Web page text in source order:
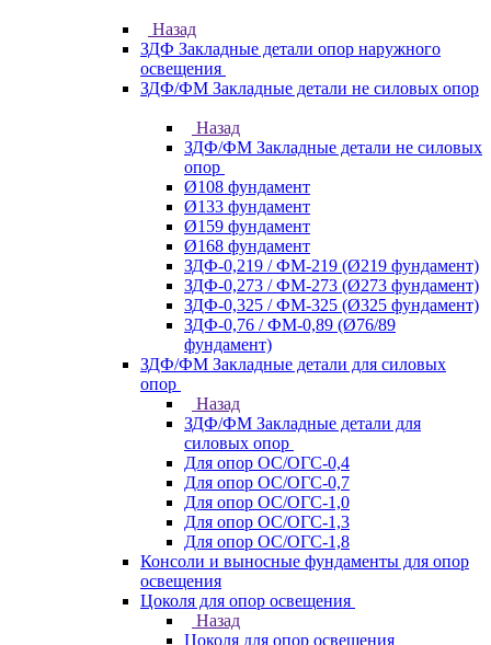
Назад
ЗДФ Закладные детали опор наружного
освещения
ЗДФ/ФМ Закладные детали не силовых опор
Назад
ЗДФ/ФМ Закладные детали не силовых
опор
Ø108 фундамент
Ø133 фундамент
Ø159 фундамент
Ø168 фундамент
ЗДФ-0,219 / ФМ-219 (Ø219 фундамент)
ЗДФ-0,273 / ФМ-273 (Ø273 фундамент)
ЗДФ-0,325 / ФМ-325 (Ø325 фундамент)
ЗДФ-0,76 / ФМ-0,89 (Ø76/89
фундамент)
ЗДФ/ФМ Закладные детали для силовых
опор
Назад
ЗДФ/ФМ Закладные детали для
силовых опор
Для опор ОС/ОГС-0,4
Для опор ОС/ОГС-0,7
Для опор ОС/ОГС-1,0
Для опор ОС/ОГС-1,3
Для опор ОС/ОГС-1,8
Консоли и выносные фундаменты для опор
освещения
Цоколя для опор освещения
Назад
Цоколя для опор освещения